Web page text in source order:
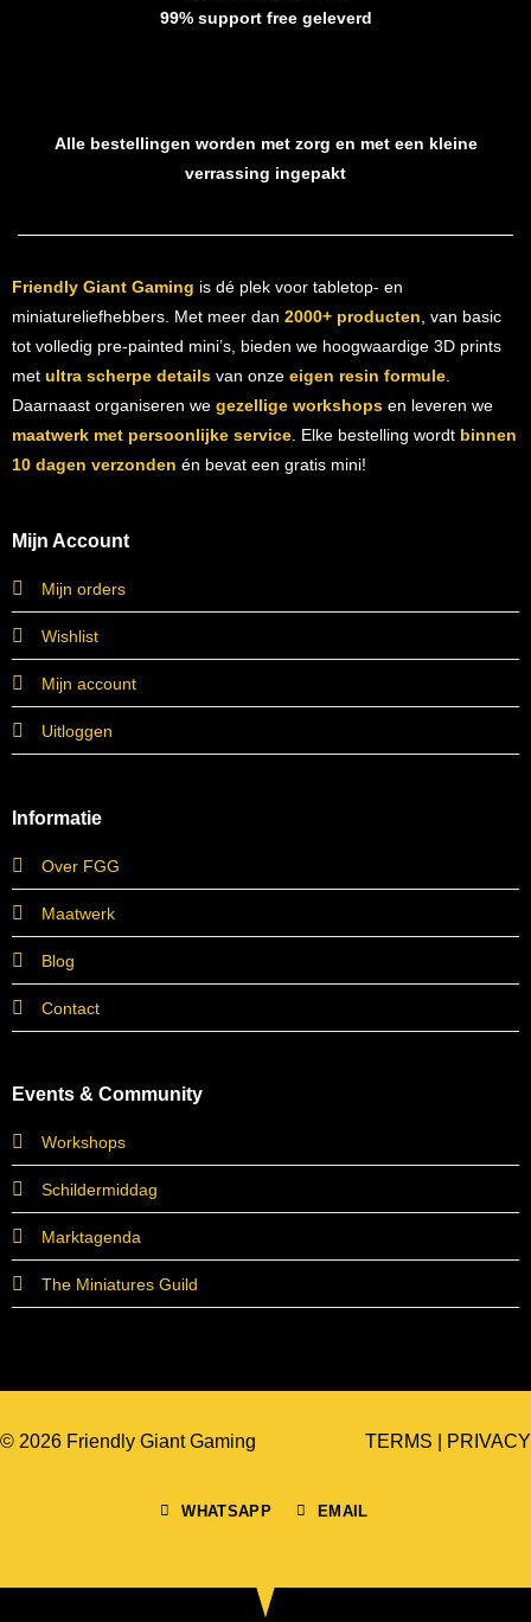
99% support free geleverd
Alle bestellingen worden met zorg en met een kleine
verrassing ingepakt
Friendly Giant Gaming is dé plek voor tabletop- en
miniatureliefhebbers. Met meer dan 2000+ producten , van basic
tot volledig pre-painted mini’s, bieden we hoogwaardige 3D prints
met ultra scherpe detailsvan onze eigen resin formule.
Daarnaast organiseren we gezellige workshopsen leveren we
maatwerk met persoonlijke service. Elke bestelling wordt binnen
10 dagen verzonden én bevat een gratis mini!
Mijn Account
Mijn orders
Wishlist
Mijn account
Uitloggen
Informatie
Over FGG
Maatwerk
Blog
Contact
Events & Community
Workshops
Schildermiddag
Marktagenda
The Miniatures Guild
© 2026 Friendly Giant Gaming
WHATSAPP EMAIL
TERMS PRIVACY